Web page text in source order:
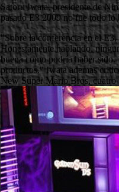
Satoru Iwata, presidente de
pasado E3 2009 no fue todo lo
"Sobre la conferencia en el E3,
Honestamente hablando,
buena como podría haber
productos." Iwata ademas
New Super Mario Bros, cuatro